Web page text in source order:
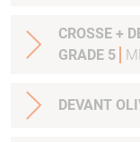
CROSSE +
GRADE 5
DEVANT